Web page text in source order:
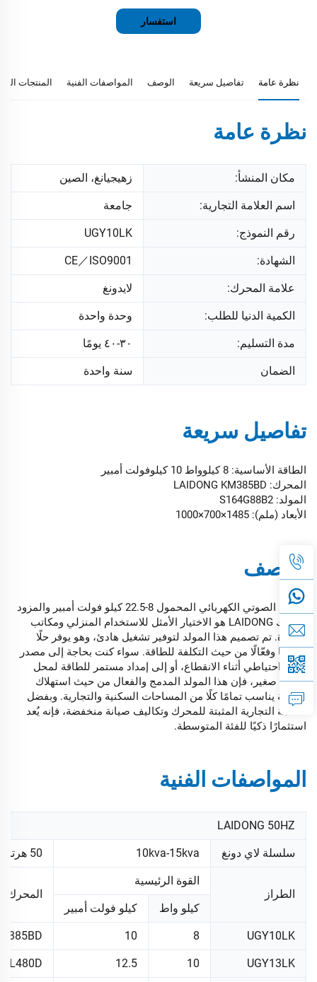
استفسار
نظرة عامة تفاصيل سريعة الوصف المواصفات الفنية المنتجات
نظرة عامة
مكان المنشأ: زهيجيانغ، الصين
اسم العلامة التجارية: جامعة
رقم النموذج: UGY10LK
الشهادة: CE／ISO9001
علامة المحرك: لايدونغ
الكمية الدنيا للطلب: وحدة واحدة
مدة التسليم: ٣٠-٤٠ يومًا
الضمان سنة واحدة
تفاصيل سريعة
الطاقة الأساسية: 8 كيلوواط 10 كيلوفولت أمبير
المحرك: LAIDONG KM385BD
المولد: S164G88B2
الأبعاد (ملم): 1485×700×1000
الوصف
المولد الصوتي الكهربائي المحمول 8-22.5 كيلو فولت أمبير والمزود
بمحرك LAIDONG هو الاختيار الأمثل للاستخدام المنزلي ومكاتب
صغيرة. تم تصميم هذا المولد لتوفير تشغيل هادئ، وهو يوفر حلًا
موثوقًا وفعّالًا من حيث التكلفة للطاقة. سواء كنت بحاجة إلى مصدر
طاقة احتياطي أثناء الانقطاع، أو إلى إمداد مستمر للطاقة لمحل
تجاري صغير، فإن هذا المولد المدمج والفعال من حيث استهلاك
الطاقة يناسب تمامًا كلًا من المساحات السكنية والتجارية. وبفضل
العلامة التجارية المثبتة للمحرك وتكاليف صيانة منخفضة، فإنه يُعد
استثمارًا ذكيًا للفئة المتوسطة.
المواصفات الفنية
LAIDONG 50HZ
سلسلة لاي دونغ 10kva-15kva 50 هرتز ثلاثي الطور
الطراز
القوة الرئيسية
المحرك
كيلو واط
كيلو فولت أمبير
UGY10LK
8
10
UGY13LK
10
12.5
LL480D